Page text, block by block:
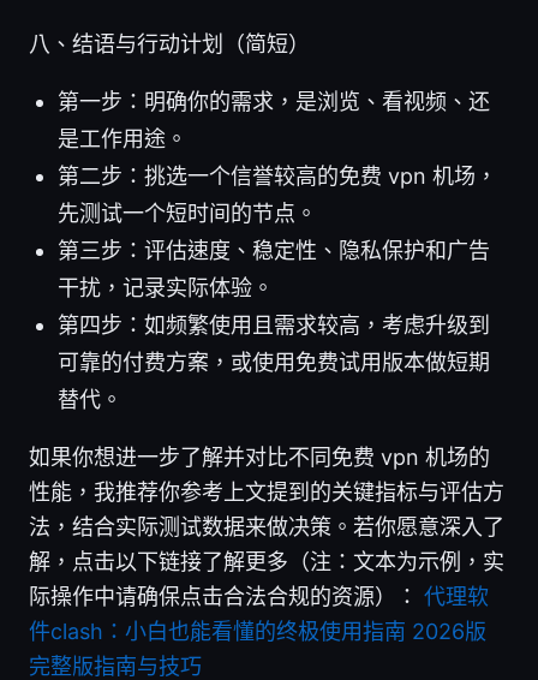
八、结语与行动计划（简短）
第一步：明确你的需求，是浏览、看视频、还
是工作用途。
第二步：挑选一个信誉较高的免费 vpn 机场，
先测试一个短时间的节点。
第三步：评估速度、稳定性、隐私保护和广告
干扰，记录实际体验。
第四步：如频繁使用且需求较高，考虑升级到
可靠的付费方案，或使用免费试用版本做短期
替代。
如果你想进一步了解并对比不同免费 vpn 机场的
性能，我推荐你参考上文提到的关键指标与评估方
法，结合实际测试数据来做决策。若你愿意深入了
解，点击以下链接了解更多（注：文本为示例，实
际操作中请确保点击合法合规的资源）： 代理软
件clash：小白也能看懂的终极使用指南 2026版
完整版指南与技巧